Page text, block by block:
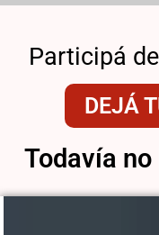
Participá
DEJÁ
Todavía